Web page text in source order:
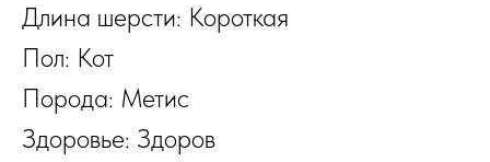
Длина шерсти: Короткая
Пол: Кот
Порода: Метис
Здоровье: Здоров